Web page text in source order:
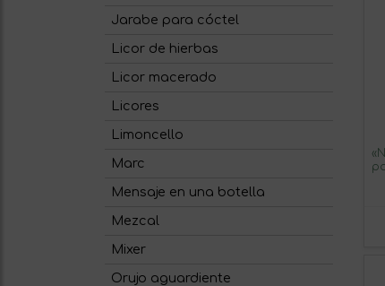
Jarabe para cóctel
Licor de hierbas
Licor macerado
Licores
Limoncello
Marc
Mensaje en una botella
Mezcal
Mixer
Orujo aguardiente